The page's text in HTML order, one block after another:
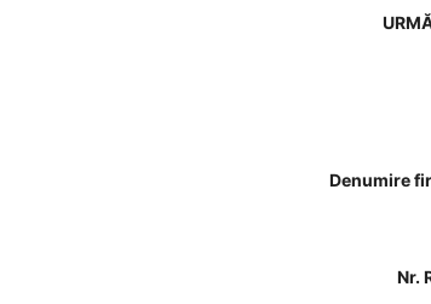
Denumire
Nr.